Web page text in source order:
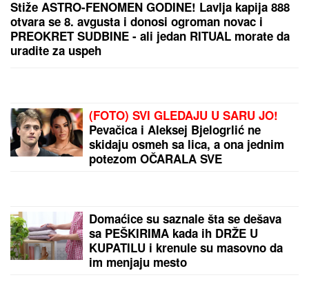
(FOTO) SVI GLEDAJU U SARU JO!Pevačica i
Aleksej Bjelogrlić ne skidaju osmeh sa lica, a ona
jednim potezom OČARALA SVE
Najveći strateški promašaj Vašingtona u poslednjih
100 godina: Zapadna zaplena imovine pomogla
Putinu da ojača poziciju